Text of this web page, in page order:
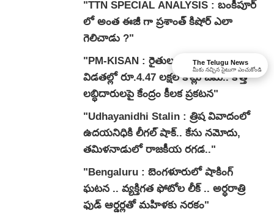
"TTN SPECIAL ANALYSIS : బంకీపూర్
లో అంత ఈజీ గా ప్రశాంత్ కిషోర్ ఎలా
గెలిచాడు ?"
"PM-KISAN : రైతులకు భారీ శుభవార్త.. 23
విడతల్లో రూ.4.47 లక్షల కోట్లు జమ.. కొత్త
లబ్ధిదారులపై కేంద్రం కీలక ప్రకటన"
"Udhayanidhi Stalin : త్రిష వివాదంలో
ఉదయనిధికి లీగల్ షాక్.. కేసు నమోదు,
తమిళనాడులో రాజకీయ రగడ.."
"Bengaluru : బెంగళూరులో షాకింగ్
ఘటన .. వ్యక్తిగత ఫోటోల లీక్ .. అర్ధరాత్రి
ఫుడ్ ఆర్డర్లతో మహిళకు నరకం"
The Telugu News
మీకు నచ్చిన సైటుగా ఎంచుకోండి